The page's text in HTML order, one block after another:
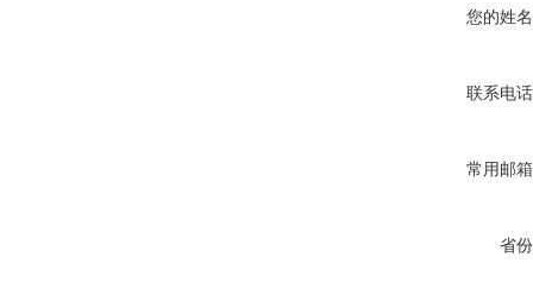
您的姓
联系电
常用邮
省